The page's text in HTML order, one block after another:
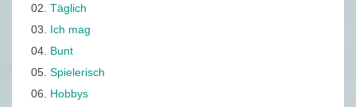
02. Täglich
03. Ich mag
04. Bunt
05. Spielerisch
06. Hobbys